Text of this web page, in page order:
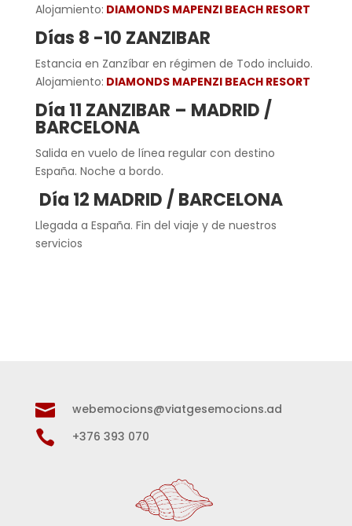
Alojamiento: DIAMONDS MAPENZI BEACH RESORT
Días 8 -10 ZANZIBAR
Estancia en Zanzíbar en régimen de Todo incluido.
Alojamiento: DIAMONDS MAPENZI BEACH RESORT
Día 11 ZANZIBAR – MADRID /
BARCELONA
Salida en vuelo de línea regular con destino
España. Noche a bordo.
Día 12 MADRID / BARCELONA
Llegada a España. Fin del viaje y de nuestros
servicios
 webemocions@viatgesemocions.ad
 +376 393 070